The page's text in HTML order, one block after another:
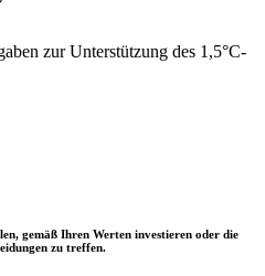
zur Unterstützung des 1,5°C-
gemäß Ihren Werten investieren oder die
zu treffen.